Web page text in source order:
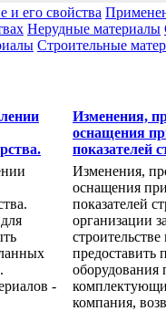
и его свойства
Нерудные материалы
Строительные
-
Изменения,
оснащения
показателей
Изменения,
оснащения
показателей
организации
предоставить
оборудования
компания,